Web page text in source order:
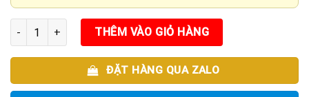
Gia chủ phát tài 03 số lượngTHÊM VÀO GIỎ HÀNG
ĐẶT HÀNG QUA ZALO